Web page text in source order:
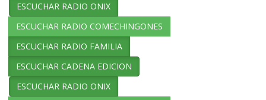
ESCUCHAR RADIO ONIX
ESCUCHAR RADIO COMECHINGONES
ESCUCHAR RADIO FAMILIA
ESCUCHAR CADENA EDICION
ESCUCHAR RADIO ONIX